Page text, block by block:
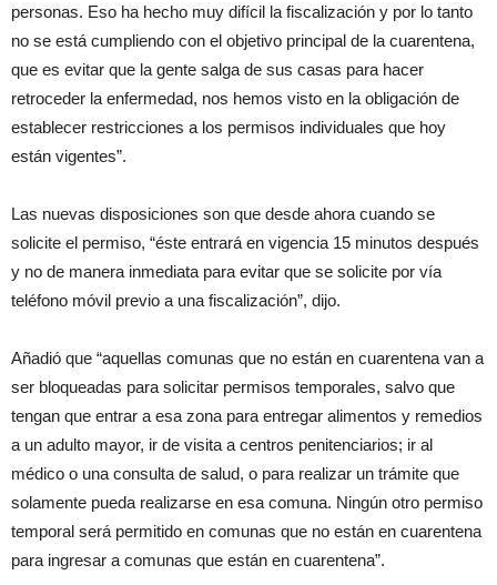
personas. Eso ha hecho muy difícil la fiscalización y por lo tanto
no se está cumpliendo con el objetivo principal de la cuarentena,
que es evitar que la gente salga de sus casas para hacer
retroceder la enfermedad, nos hemos visto en la obligación de
establecer restricciones a los permisos individuales que hoy
están vigentes”.
Las nuevas disposiciones son que desde ahora cuando se
solicite el permiso, “éste entrará en vigencia 15 minutos después
y no de manera inmediata para evitar que se solicite por vía
teléfono móvil previo a una fiscalización”, dijo.
Añadió que “aquellas comunas que no están en cuarentena van a
ser bloqueadas para solicitar permisos temporales, salvo que
tengan que entrar a esa zona para entregar alimentos y remedios
a un adulto mayor, ir de visita a centros penitenciarios; ir al
médico o una consulta de salud, o para realizar un trámite que
solamente pueda realizarse en esa comuna. Ningún otro permiso
temporal será permitido en comunas que no están en cuarentena
para ingresar a comunas que están en cuarentena”.